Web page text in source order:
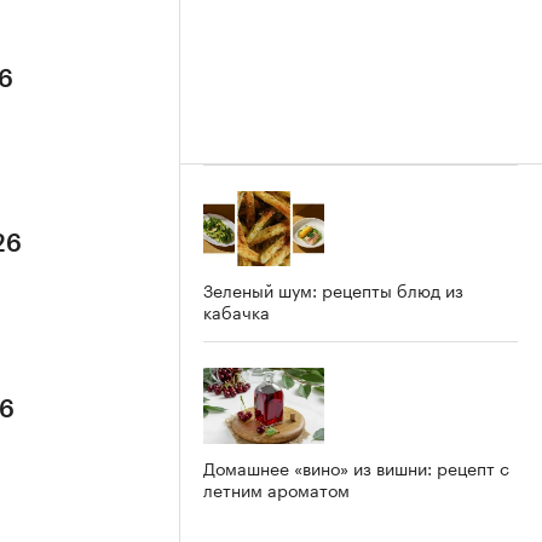
Зеленый шум: рецепты блюд из
кабачка
Домашнее «вино» из вишни: рецепт с
летним ароматом